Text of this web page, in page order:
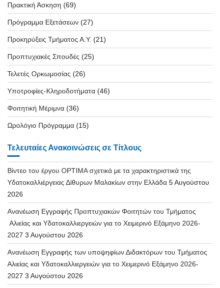
Πρακτική Άσκηση (69)
Πρόγραμμα Εξετάσεων (27)
Προκηρύξεις Τμήματος Α.Υ. (21)
Προπτυχιακές Σπουδές (25)
Τελετές Ορκωμοσίας (26)
Υποτροφίες-Κληροδοτήματα (46)
Φοιτητική Μέριμνα (36)
Ωρολόγιο Πρόγραμμα (15)
Τελευταίες Ανακοινώσεις σε Τίτλους
Βίντεο του έργου OPTIMA σχετικά με τα χαρακτηριστικά της
Υδατοκαλλιέργειας Δίθυρων Μαλακίων στην Ελλάδα 5 Αυγούστου
2026
Ανανέωση Εγγραφής Προπτυχιακών Φοιτητών του Τμήματος
Αλιείας και Υδατοκαλλιεργειών για το Χειμερινό Εξάμηνο 2026-
2027 3 Αυγούστου 2026
Ανανέωση Εγγραφής των υποψηφίων Διδακτόρων του Τμήματος
Αλιείας και Υδατοκαλλιεργειών για το Χειμερινό Εξάμηνο 2026-
2027 3 Αυγούστου 2026